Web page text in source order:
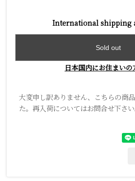
International shipping
Sold out
日本国内にお住まいの
大変申し訳ありません、こちらの商
た。再入荷についてはお問合せ下さい